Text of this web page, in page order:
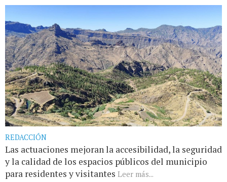
REDACCIÓN
Las actuaciones mejoran la accesibilidad, la seguridad
y la calidad de los espacios públicos del municipio
para residentes y visitantes Leer más...